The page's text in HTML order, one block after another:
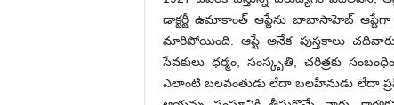
డాక్టర్జీ ఉమాకాంత్‌ ఆప్టేను బాబాసాహెబ్‌
మారిపోయింది. ఆప్టే అనేక పుస్తకాలు
సేవకులు ధర్మం, సంస్కృతి, చరిత్రకు
ఎలాంటి బలవంతుడు లేదా బలహీనుడు లేదా